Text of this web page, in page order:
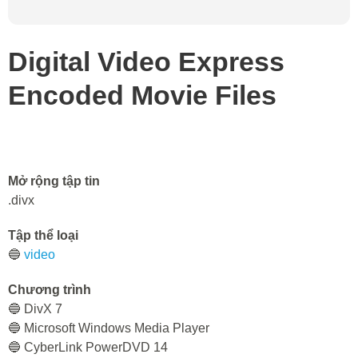
Digital Video Express
Encoded Movie Files
Mở rộng tập tin
.divx
Tập thể loại
🔵 video
Chương trình
🔵 DivX 7
🔵 Microsoft Windows Media Player
🔵 CyberLink PowerDVD 14